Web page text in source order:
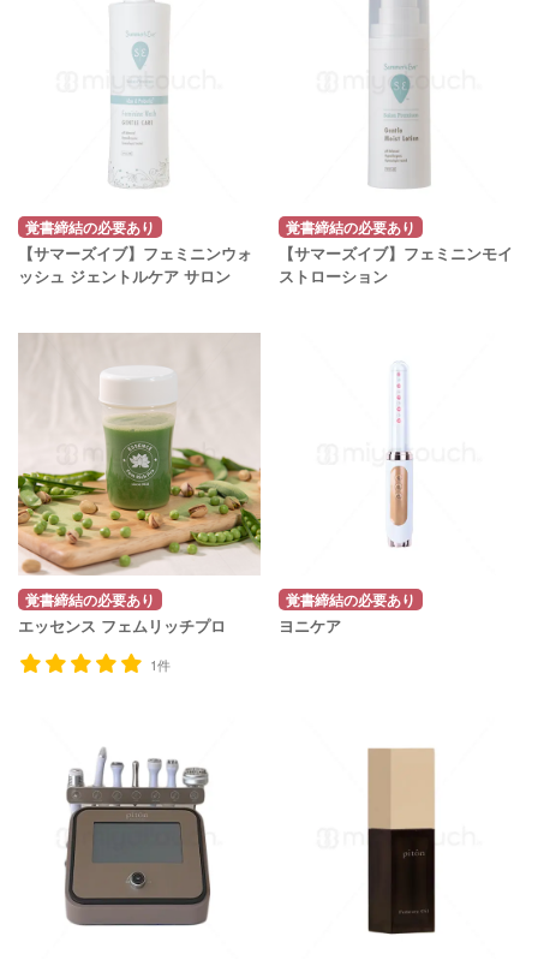
覚書締結の必要あり
【サマーズイブ】フェミニンウォ
ッシュ ジェントルケア サロン
覚書締結の必要あり
【サマーズイブ】フェミニンモイ
ストローション
覚書締結の必要あり
エッセンス フェムリッチプロ
1件
覚書締結の必要あり
ヨニケア